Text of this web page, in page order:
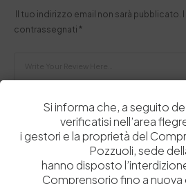
Il tuo indirizzo email non sarà pubblicato.
contrassegnati *
Si informa che, a seguito
verificatisi nell’area
i gestori e la proprietà del
Pozzuoli, sede
hanno disposto
Comprensorio fino a